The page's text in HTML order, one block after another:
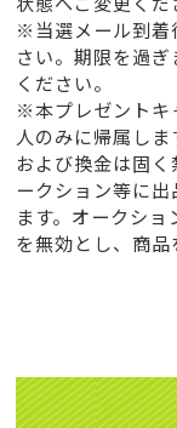
※当選メール到着
さい。期限を過
ください。
※本プレゼントキ
人のみに帰属し
および換金は固
ークション等に
ます。オークシ
を無効とし、商品